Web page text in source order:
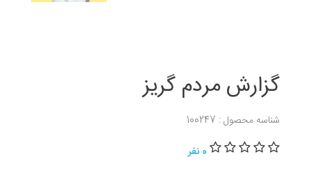
گزارش مردم گریز
شناسه محصول : 100247
0 نفر